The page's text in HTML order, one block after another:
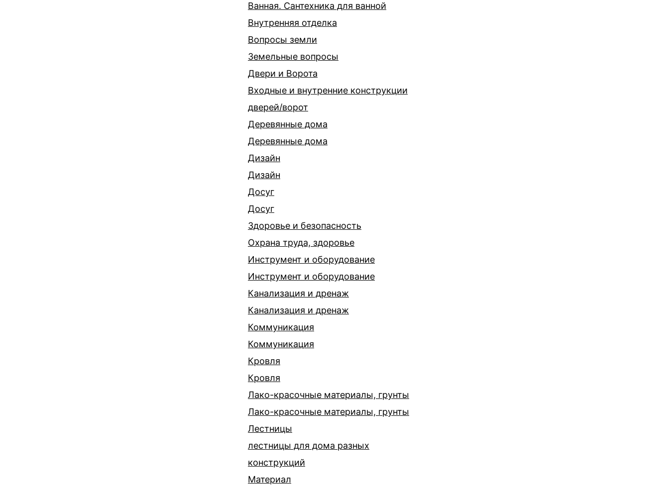
Ванная. Сантехника для ванной
Внутренняя отделка
Вопросы земли
Земельные вопросы
Двери и Ворота
Входные и внутренние конструкции
дверей/ворот
Деревянные дома
Деревянные дома
Дизайн
Дизайн
Досуг
Досуг
Здоровье и безопасность
Охрана труда, здоровье
Инструмент и оборудование
Инструмент и оборудование
Канализация и дренаж
Канализация и дренаж
Коммуникация
Коммуникация
Кровля
Кровля
Лако-красочные материалы, грунты
Лако-красочные материалы, грунты
Лестницы
лестницы для дома разных
конструкций
Материал